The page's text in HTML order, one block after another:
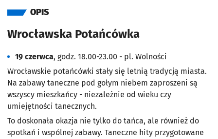
OPIS
Wrocławska Potańcówka
19 czerwca, godz. 18.00-23.00 - pl. Wolności
Wrocławskie potańcówki stały się letnią tradycją miasta.
Na zabawy taneczne pod gołym niebem zaproszeni są
wszyscy mieszkańcy - niezależnie od wieku czy
umiejętności tanecznych.
To doskonała okazja nie tylko do tańca, ale również do
spotkań i wspólnej zabawy. Taneczne hity przygotowane